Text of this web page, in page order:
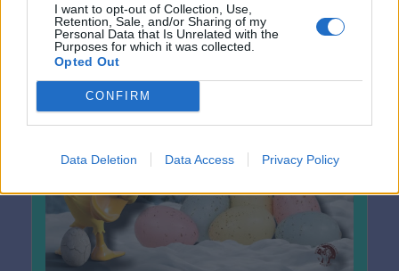
I want to opt-out of Collection, Use,
Retention, Sale, and/or Sharing of my
Personal Data that Is Unrelated with the
Purposes for which it was collected.
Opted Out
CONFIRM
Data Deletion Data Access Privacy Policy